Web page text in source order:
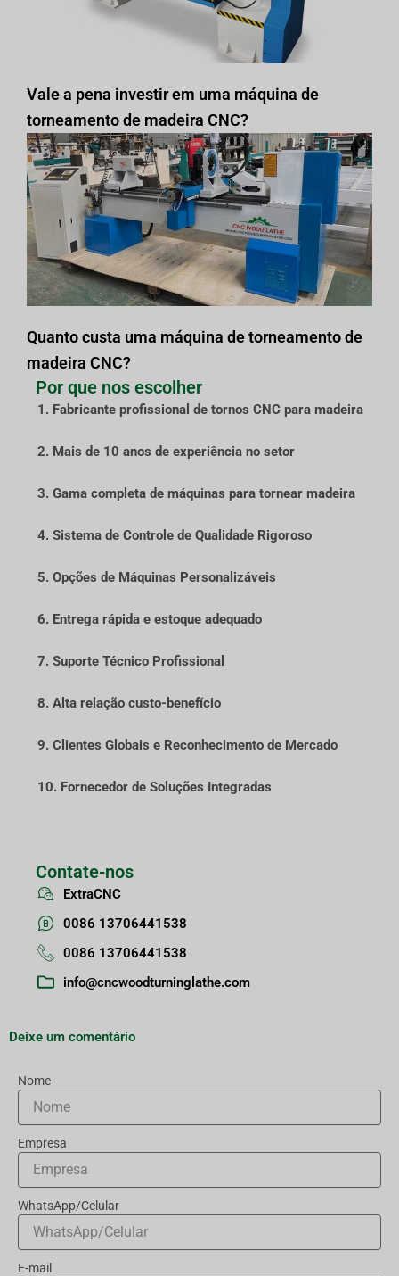
Vale a pena investir em uma máquina de
torneamento de madeira CNC?
Quanto custa uma máquina de torneamento de
madeira CNC?
Por que nos escolher
1. Fabricante profissional de tornos CNC para madeira
2. Mais de 10 anos de experiência no setor
3. Gama completa de máquinas para tornear madeira
4. Sistema de Controle de Qualidade Rigoroso
5. Opções de Máquinas Personalizáveis
6. Entrega rápida e estoque adequado
7. Suporte Técnico Profissional
8. Alta relação custo-benefício
9. Clientes Globais e Reconhecimento de Mercado
10. Fornecedor de Soluções Integradas
Contate-nos
ExtraCNC
0086 13706441538
0086 13706441538
info@cncwoodturninglathe.com
Deixe um comentário
Nome
Empresa
WhatsApp/Celular
E-mail